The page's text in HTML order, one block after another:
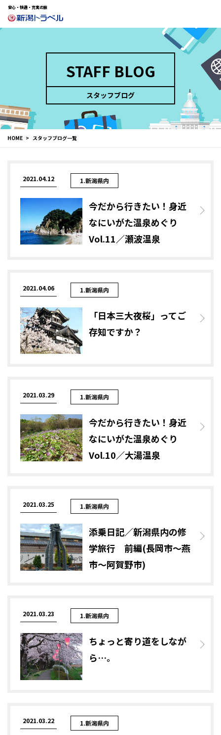
安心・快適・充実の旅
STAFF BLOG
スタッフブログ
HOME スタッフブログ一覧
2021.04.12 1.新潟県内
今だから行きたい！身近
なにいがた温泉めぐり
Vol.11／瀬波温泉
2021.04.06 1.新潟県内
「日本三大夜桜」ってご
存知ですか？
2021.03.29 1.新潟県内
今だから行きたい！身近
なにいがた温泉めぐり
Vol.10／大湯温泉
2021.03.25 1.新潟県内
添乗日記／新潟県内の修
学旅行 前編(長岡市～燕
市～阿賀野市)
2021.03.23 1.新潟県内
ちょっと寄り道をしなが
ら…。
2021.03.22 1.新潟県内